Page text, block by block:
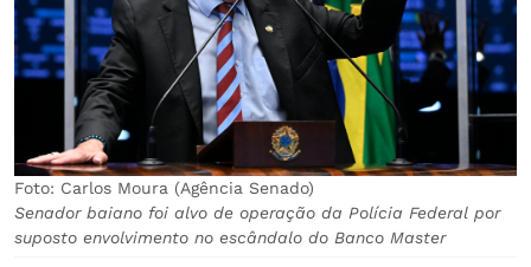
Foto: Carlos Moura (Agência Senado)
Senador baiano foi alvo de operação da Polícia Federal por
suposto envolvimento no escândalo do Banco Master